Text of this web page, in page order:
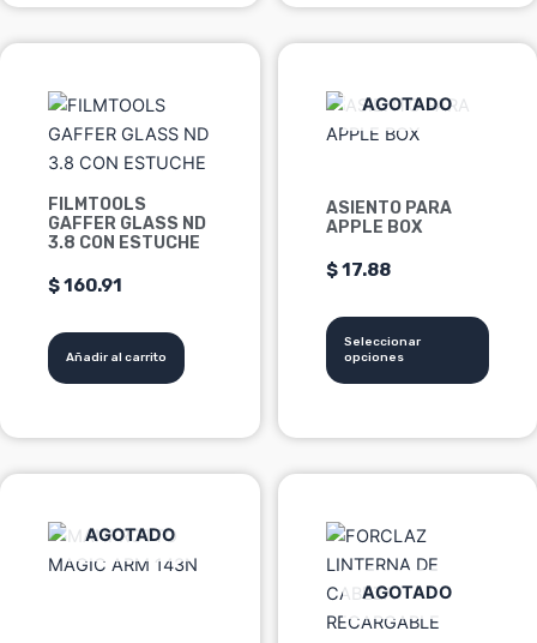
FILMTOOLS
GAFFER GLASS ND
3.8 CON ESTUCHE
$160.91
Añadir al carrito
AGOTADO
ASIENTO PARA
APPLE BOX
$17.88
Seleccionar
opciones
tiene
múltiples
Las
opciones
se
elegir
en
la
AGOTADO
AGOTADO
tiene
múltiples
variantes.
Las